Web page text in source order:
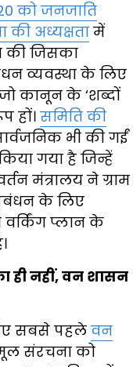
को जनजाति
की अध्यक्षता में
की जिसका
व्यवस्था के लिए
कानून के ‘शब्दों
हों। समिति की
भी की गईं
गया है जिन्हें
मंत्रालय ने ग्राम
के लिए
वर्किंग प्लान के
ही नहीं, वन शासन
सबसे पहले वन
संरचना को